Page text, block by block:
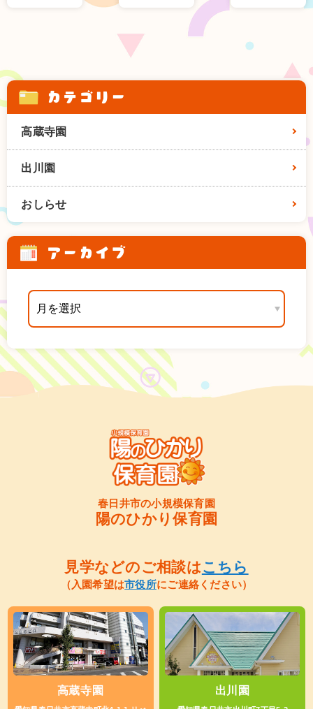
カテゴリー
高蔵寺園
出川園
おしらせ
アーカイブ
春日井市の小規模保育園
陽のひかり保育園
見学などのご相談はこちら
（入園希望は市役所にご連絡ください）
高蔵寺園 出川園